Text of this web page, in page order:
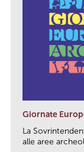
Giornate
La
alle aree